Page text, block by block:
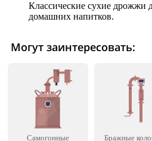
Классические сухие дрожжи
домашних напитков.
Могут заинтересовать:
Самогонные
Бражные